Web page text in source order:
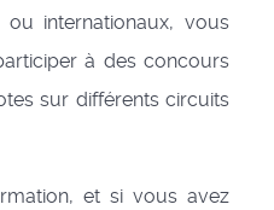
internationaux, vous
à des concours
sur différents circuits
et si vous avez